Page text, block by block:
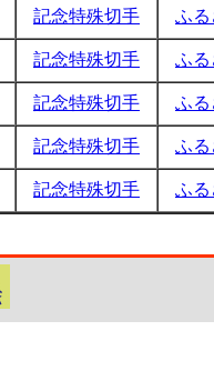
記念特殊切手 ふ
記念特殊切手 ふ
記念特殊切手 ふ
記念特殊切手 ふ
記念特殊切手 ふ